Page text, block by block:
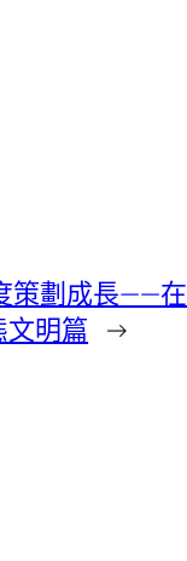
劃成長——
明篇 →